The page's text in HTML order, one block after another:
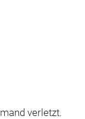
verletzt.